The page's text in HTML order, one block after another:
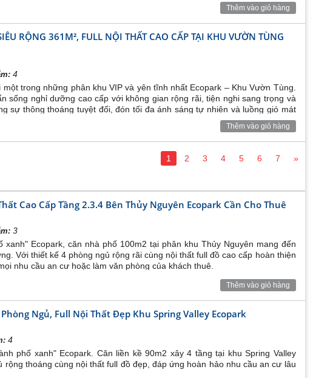
bể bơi, gym, sauna, chuỗi siệu thị tiện ích, chợ ướt truyền thống, phòng
và trường Edison cùng hàng loạt hệ thống trường mầm non.
55m2,60m2, 65m2, 90m2
Hà Nội là một trong những sản phẩm
công viên và hồ thiên nga Swan Lake, đối diện học viện Golf EPGA
cùng những tiện ích hiện đại của cả thành phố xanh Ecopark. Đặc biệt,
suối khoáng nóng tự nhiên, ngoài ra các cư dân ở
Thêm vào giỏ hàng
RỘNG 361M², FULL NỘI THẤT CAO CẤP TẠI KHU VƯỜN TÙNG
4
trong những phân khu VIP và yên tĩnh nhất Ecopark – Khu Vườn Tùng.
sống nghỉ dưỡng cao cấp với không gian rộng rãi, tiện nghi sang trọng và
sự thông thoáng tuyệt đối, đón tối đa ánh sáng tự nhiên và luồng gió mát
Thêm vào giỏ hàng
1 2 3 4 5 6 7 »
Cao Cấp Tầng 2.3.4 Bên Thủy Nguyên Ecopark Cần Cho Thuê
3
Ecopark, căn nhà phố 100m2 tại phân khu Thủy Nguyên mang đến
Với thiết kế 4 phòng ngủ rộng rãi cùng nội thất full đồ cao cấp hoàn thiện
nhu cầu an cư hoặc làm văn phòng của khách thuê.
Thêm vào giỏ hàng
Ngủ, Full Nội Thất Đẹp Khu Spring Valley Ecopark
4
phố xanh" Ecopark. Căn liền kề 90m2 xây 4 tầng tại khu Spring Valley
thoáng cùng nội thất full đồ đẹp, đáp ứng hoàn hảo nhu cầu an cư lâu